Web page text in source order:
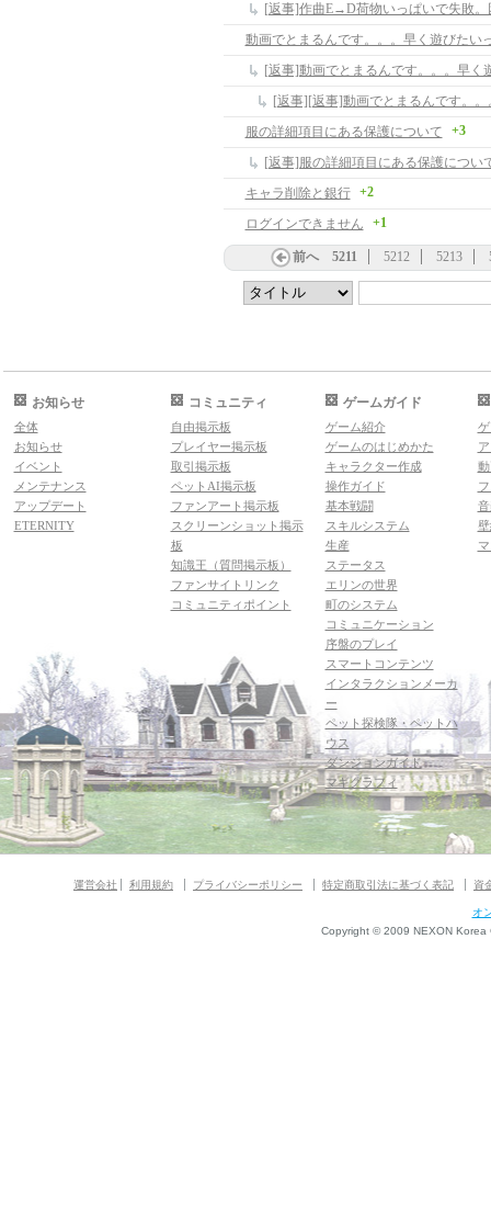
[返事]作曲E→D荷物いっぱいで失敗。
動画でとまるんです。。。早く遊びたい
[返事]動画でとまるんです。。。早く
服の詳細項目にある保護について +3
[返事]服の詳細項目にある保護につい
キャラ削除と銀行
+2
ログインできません +1
前へ 5211 5212 5213
お知らせ
全体
お知らせ
イベント
メンテナンス
アップデート
ETERNITY
コミュニティ
自由掲示板
プレイヤー掲示板
取引掲示板
ペットAI掲示板
ファンアート掲示板
スクリーンショット掲示
板
知識王（質問掲示板）
ファンサイトリンク
コミュニティポイント
ゲームガイド
ゲーム紹介
ゲームのはじめかた
キャラクター作成
操作ガイド
基本戦闘
スキルシステム
生産
ステータス
エリンの世界
町のシステム
コミュニケーション
序盤のプレイ
スマートコンテンツ
インタラクションメーカ
ー
ペット探検隊・ペットハ
ウス
ダンジョンガイド
マギグラフィ
運営会社 利用規約 プライバシーポリシー 特定商取引法に基づく表記 資
オ
Copyright © 2009 NEXON Korea